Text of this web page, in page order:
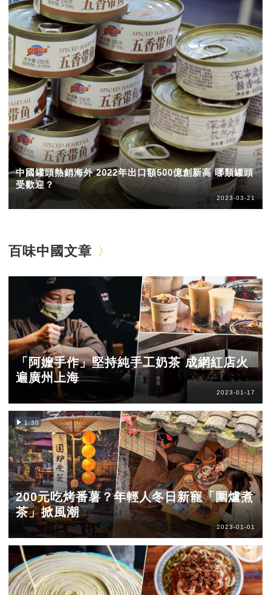
中國罐頭熱銷海外 2022年出口額500億創新高 哪類罐頭
受歡迎？
2023-03-21
百味中國文章
「阿嬤手作」堅持純手工奶茶 成網紅店火
遍廣州上海
2023-01-17
1:30
200元吃烤番薯？年輕人冬日新寵「圍爐煮
茶」掀風潮
2023-01-01